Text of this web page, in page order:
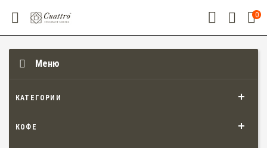
0
Меню
КАТЕГОРИИ
КОФЕ